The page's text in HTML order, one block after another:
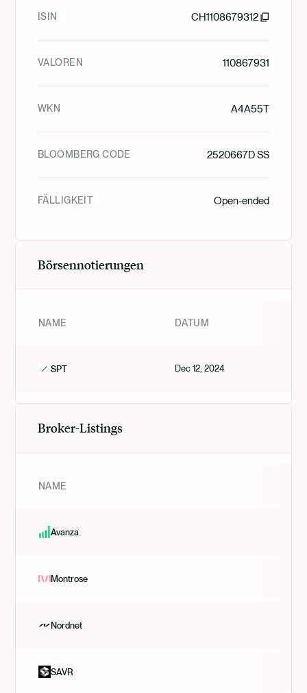
ISIN CH1108679312
VALOREN 110867931
WKN A4A55T
BLOOMBERG CODE 2520667D SS
FÄLLIGKEIT Open-ended
Börsennotierungen
NAME DATUM
SPT Dec 12, 2024
Broker-Listings
NAME
Avanza
Montrose
Nordnet
SAVR